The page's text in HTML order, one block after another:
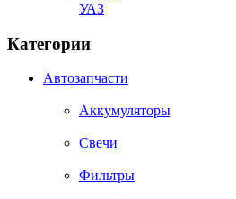
УАЗ
Категории
Автозапчасти
Аккумуляторы
Свечи
Фильтры